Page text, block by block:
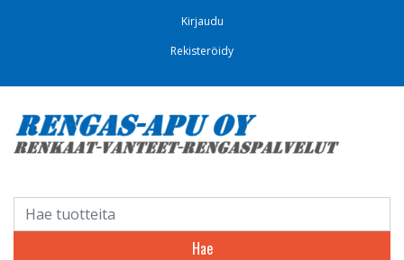
Kirjaudu
Rekisteröidy
Hae